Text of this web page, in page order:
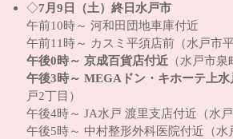
◇7月9日（土）終日水戸市
午前10時～ 河和田団地車庫付近
午前11時～ カスミ平須店前（水戸市平
午後0時～ 京成百貨店付近 （水戸市泉
午後3時～ MEGAドン・キホーテ上水
戸2丁目）
午後4時～ JA水戸 渡里支店付近（水戸
午後5時～ 中村整形外科医院付近（水